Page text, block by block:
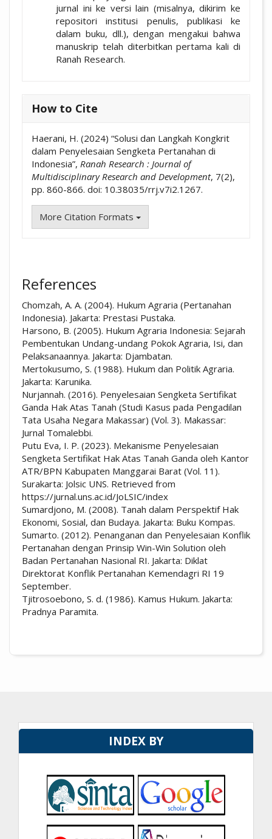
jurnal ini ke versi lain (misalnya, dikirim ke
repositori institusi penulis, publikasi ke
dalam buku, dll.), dengan mengakui bahwa
manuskrip telah diterbitkan pertama kali di
Ranah Research.
How to Cite
Haerani, H. (2024) “Solusi dan Langkah Kongkrit
dalam Penyelesaian Sengketa Pertanahan di
Indonesia”, Ranah Research : Journal of
Multidisciplinary Research and Development, 7(2),
pp. 860-866. doi: 10.38035/rrj.v7i2.1267.
More Citation Formats
References
Chomzah, A. A. (2004). Hukum Agraria (Pertanahan
Indonesia). Jakarta: Prestasi Pustaka.
Harsono, B. (2005). Hukum Agraria Indonesia: Sejarah
Pembentukan Undang-undang Pokok Agraria, Isi, dan
Pelaksanaannya. Jakarta: Djambatan.
Mertokusumo, S. (1988). Hukum dan Politik Agraria.
Jakarta: Karunika.
Nurjannah. (2016). Penyelesaian Sengketa Sertifikat
Ganda Hak Atas Tanah (Studi Kasus pada Pengadilan
Tata Usaha Negara Makassar) (Vol. 3). Makassar:
Jurnal Tomalebbi.
Putu Eva, I. P. (2023). Mekanisme Penyelesaian
Sengketa Sertifikat Hak Atas Tanah Ganda oleh Kantor
ATR/BPN Kabupaten Manggarai Barat (Vol. 11).
Surakarta: Jolsic UNS. Retrieved from
https://jurnal.uns.ac.id/JoLSIC/index
Sumardjono, M. (2008). Tanah dalam Perspektif Hak
Ekonomi, Sosial, dan Budaya. Jakarta: Buku Kompas.
Sumarto. (2012). Penanganan dan Penyelesaian Konflik
Pertanahan dengan Prinsip Win-Win Solution oleh
Badan Pertanahan Nasional RI. Jakarta: Diklat
Direktorat Konflik Pertanahan Kemendagri RI 19
September.
Tjitrosoebono, S. d. (1986). Kamus Hukum. Jakarta:
Pradnya Paramita.
INDEX BY